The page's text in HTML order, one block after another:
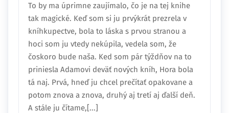
To by ma úprimne zaujímalo, čo je na tej knihe
tak magické. Keď som si ju prvýkrát prezrela v
kníhkupectve, bola to láska s prvou stranou a
hoci som ju vtedy nekúpila, vedela som, že
čoskoro bude naša. Ked som pár týždňov na to
priniesla Adamovi deväť nových kníh, Hora bola
tá naj. Prvá, hneď ju chcel prečítať opakovane a
potom znova a znova, druhý aj tretí aj ďalší deň.
A stále ju čítame,[...]